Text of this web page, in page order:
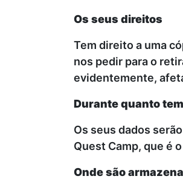
Os seus direitos
Tem direito a uma
nos pedir para o
evidentemente,
Durante quanto
Os seus dados
Quest Camp, que é
Onde são